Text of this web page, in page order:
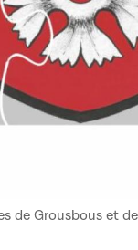
de Grousbous et